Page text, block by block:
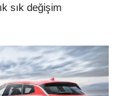
sık değişim